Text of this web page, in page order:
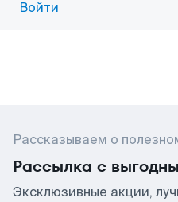
Войти
Рассказываем о
Рассылка с
Эксклюзивные акции,